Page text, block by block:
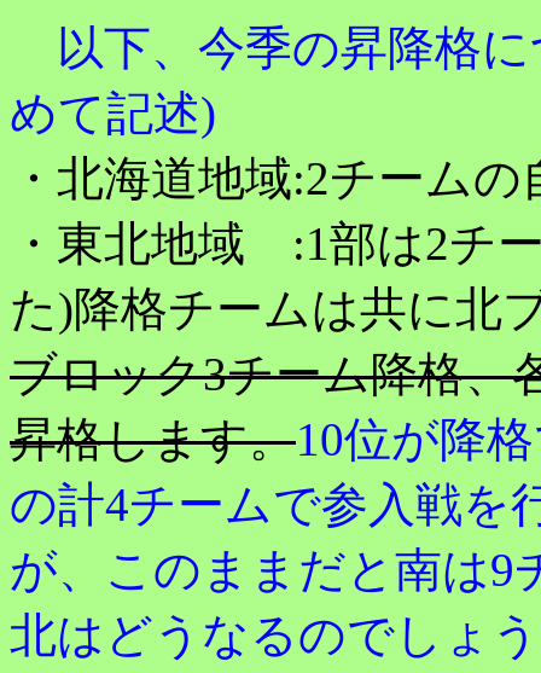
以下、今季の昇降格
めて記述)
・北海道地域:2チーム
・東北地域 :1部は2チ
た)降格チームは共に北
ブロック3チーム降格、
昇格します。10位が降
の計4チームで参入戦を
が、このままだと南は9
北はどうなるのでしょ